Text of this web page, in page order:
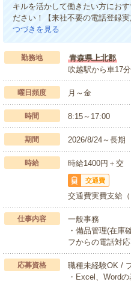
キルを活かして働きたい方にお
ださい！【来社不要の電話登録
つづきを見る
勤務地
青森県上北郡
吹越駅から車17分
曜日頻度 月～金
時間 8:15～17:00
期間 2026/8/24～長
時給 時給1400円＋交
交通費
交通費実費支給（
仕事内容
一般事務
・備品管理(在庫
フからの電話対
応募資格
職種未経験OK /
・Excel、Word